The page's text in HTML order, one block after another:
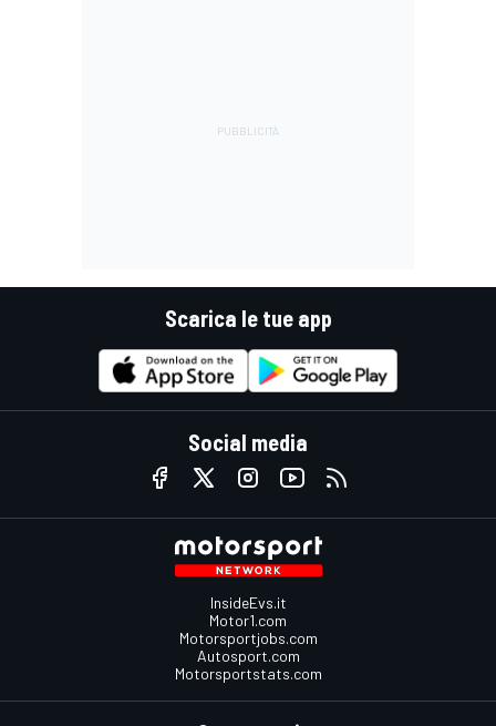
Scarica le tue app
Social media
InsideEvs.it
Motor1.com
Motorsportjobs.com
Autosport.com
Motorsportstats.com